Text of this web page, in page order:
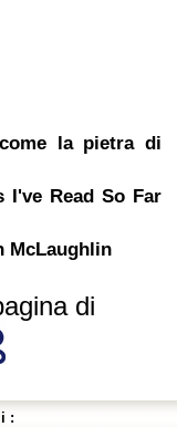
la pietra di
I've Read So Far
McLaughlin
di
: